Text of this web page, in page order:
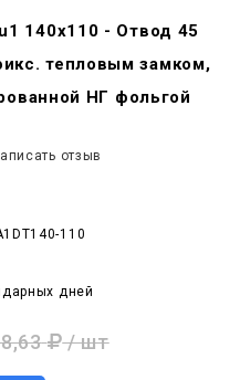
140x110 - Отвод 45
тепловым замком,
НГ фольгой
отзыв
110
дней
/ шт